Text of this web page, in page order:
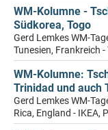
WM-Kolumne -
Südkorea, Togo
Gerd Lemkes WM-
Tunesien, Frankreich
WM-Kolumne:
Trinidad und auch
Gerd Lemkes WM-
Rica, England - IKEA,